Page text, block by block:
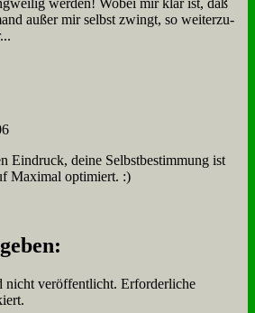
wer­den! Wo­bei mir klar ist, daß
au­ßer mir selbst zwingt, so wei­ter­zu­
Ein­druck, dei­ne Selbst­be­stim­mung ist
Ma­xi­mal op­ti­miert. :)
nicht veröffentlicht. Erforderliche